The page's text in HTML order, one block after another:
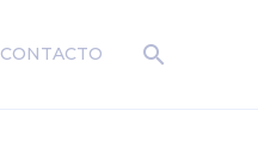
CONTACTO